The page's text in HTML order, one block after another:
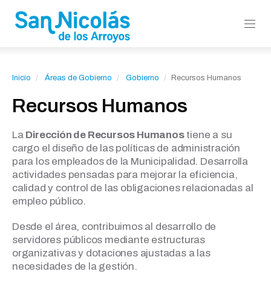
Inicio Áreas de Gobierno Gobierno Recursos Humanos
Recursos Humanos
La Dirección de Recursos Humanostiene a su
cargo el diseño de las políticas de administración
para los empleados de la Municipalidad. Desarrolla
actividades pensadas para mejorar la eficiencia,
calidad y control de las obligaciones relacionadas al
empleo público.
Desde el área, contribuimos al desarrollo de
servidores públicos mediante estructuras
organizativas y dotaciones ajustadas a las
necesidades de la gestión.